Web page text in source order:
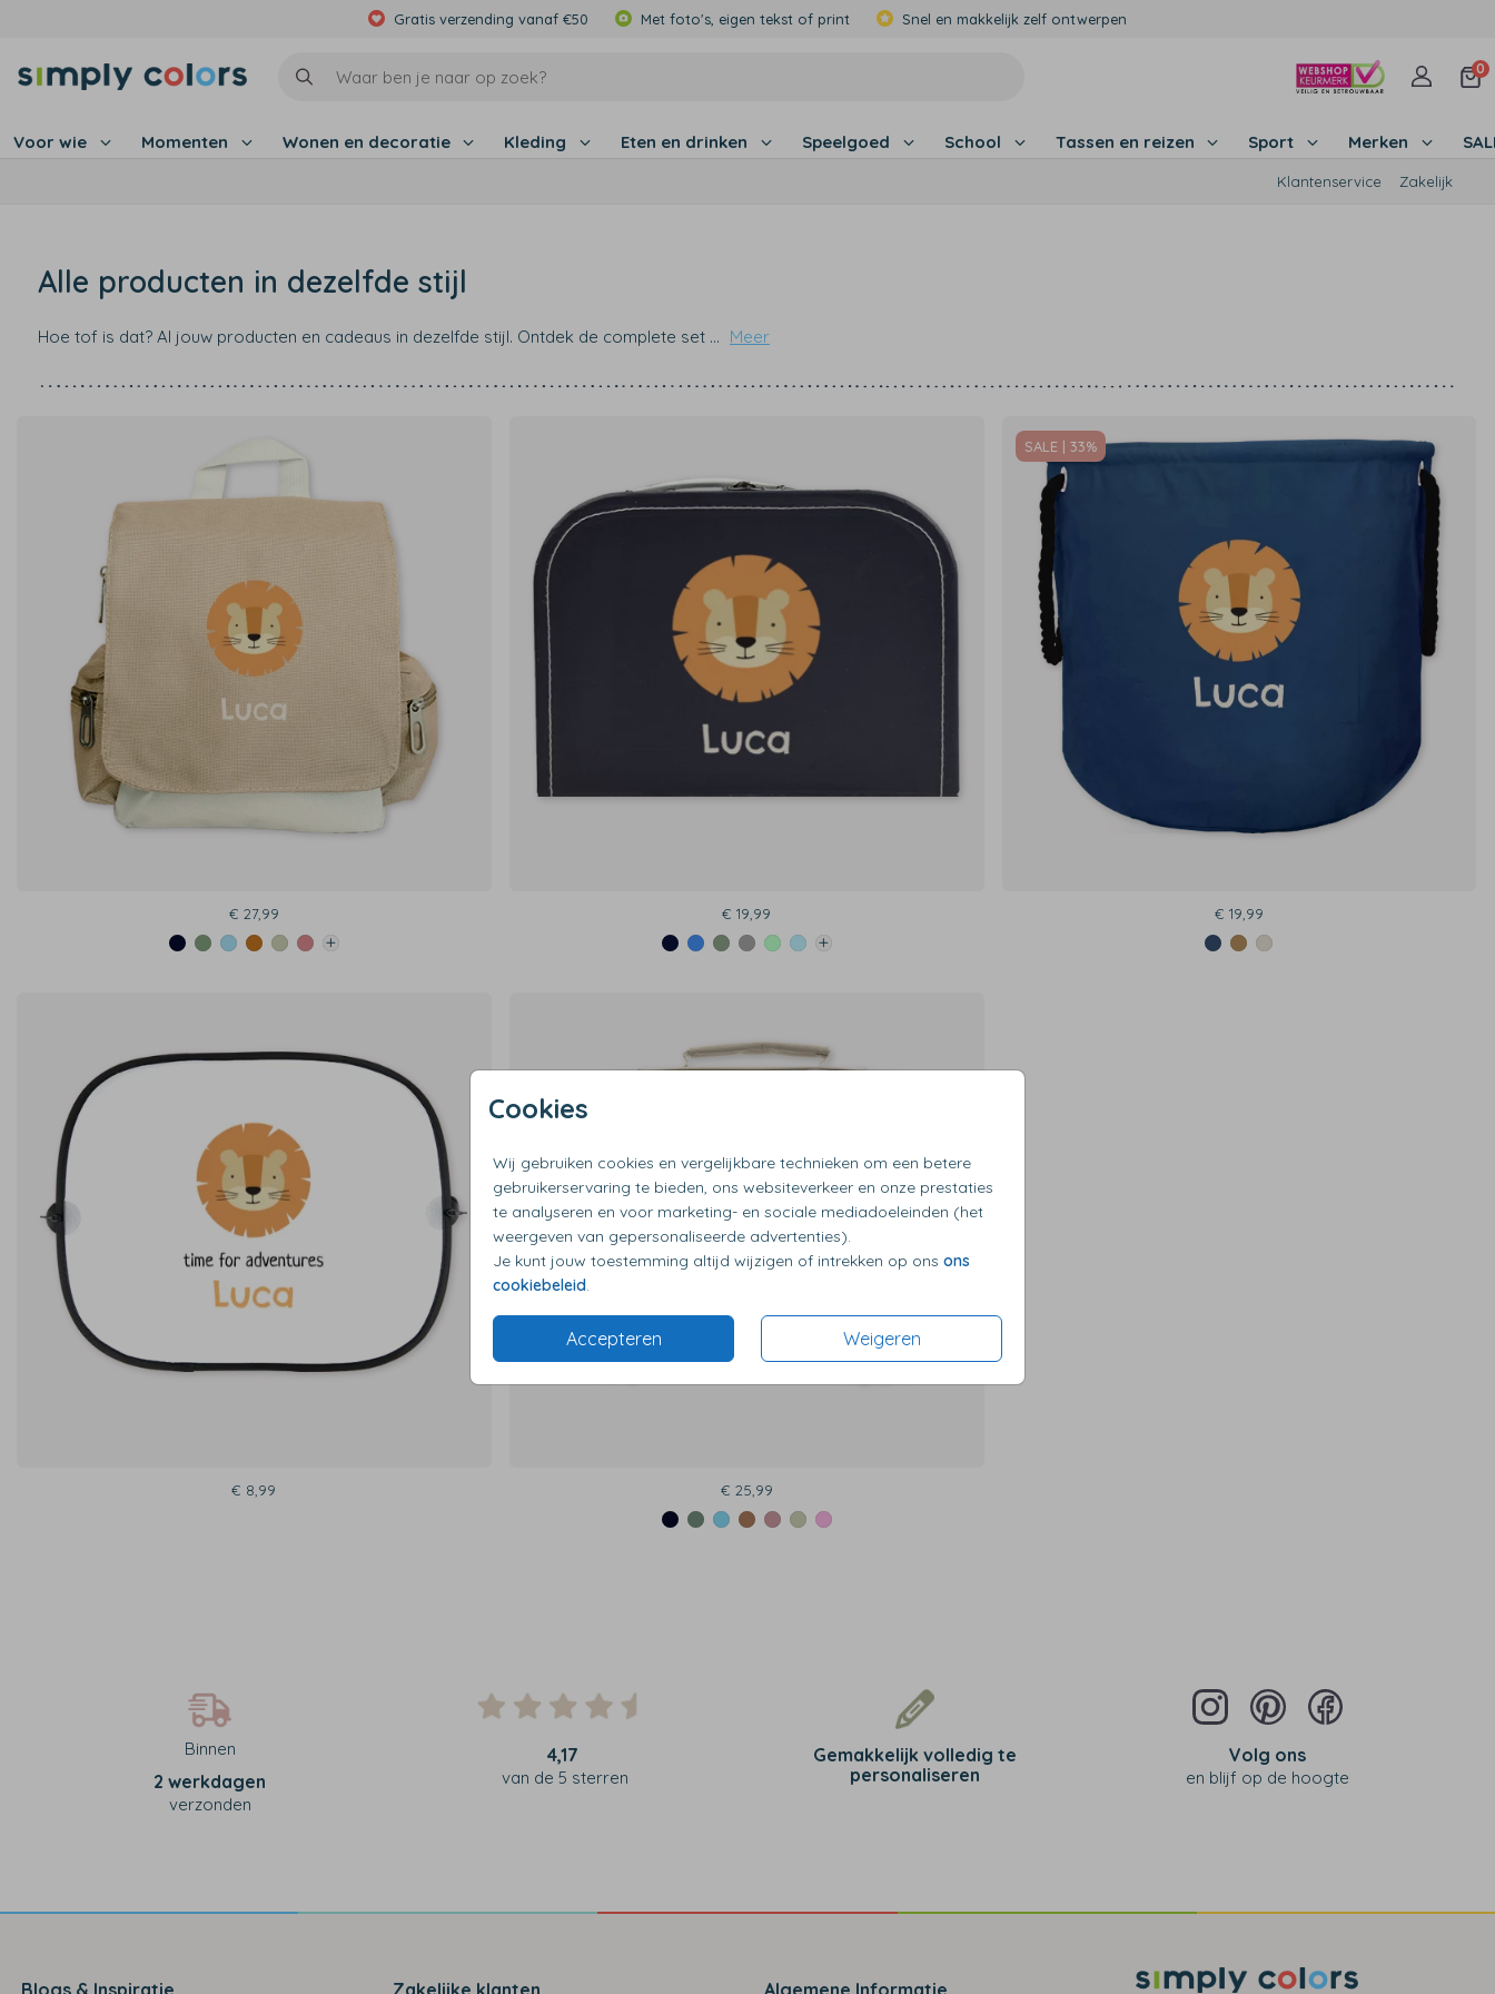
Gratis verzending vanaf €50 Met foto's, eigen tekst of print Snel en makkelijk zelf ontwerpen
0
Voor wie Momenten Wonen en decoratie Kleding Eten en drinken Speelgoed School Tassen en reizen Sport Merken
Klantenservice Zakelijk
Cookies
Wij gebruiken cookies en vergelijkbare technieken om een betere
gebruikerservaring te bieden, ons websiteverkeer en onze prestaties
te analyseren en voor marketing- en sociale mediadoeleinden (het
weergeven van gepersonaliseerde advertenties).
Je kunt jouw toestemming altijd wijzigen of intrekken op ons ons
cookiebeleid.
Accepteren Weigeren
Alle producten in dezelfde stijl
Hoe tof is dat? Al jouw producten en cadeaus in dezelfde stijl. Ontdek de complete set ... Meer
€ 27,99 € 19,99
SALE | 33%
€ 19,99
€ 8,99 € 25,99
Binnen
2 werkdagen
verzonden
4,17
van de 5 sterren
Gemakkelijk volledig te
personaliseren
Volg ons
en blijf op de hoogte
Blogs & Inspiratie Zakelijke klanten Algemene Informatie